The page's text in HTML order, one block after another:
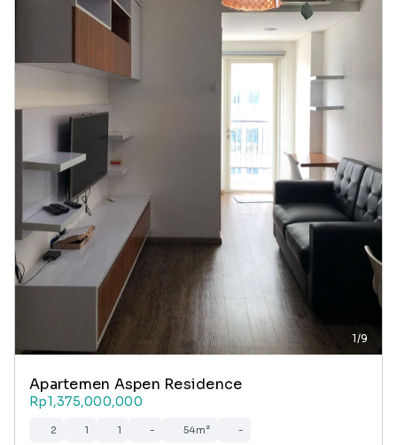
1/9
Apartemen Aspen Residence
Rp1,375,000,000
2 1 1 - 54m² -